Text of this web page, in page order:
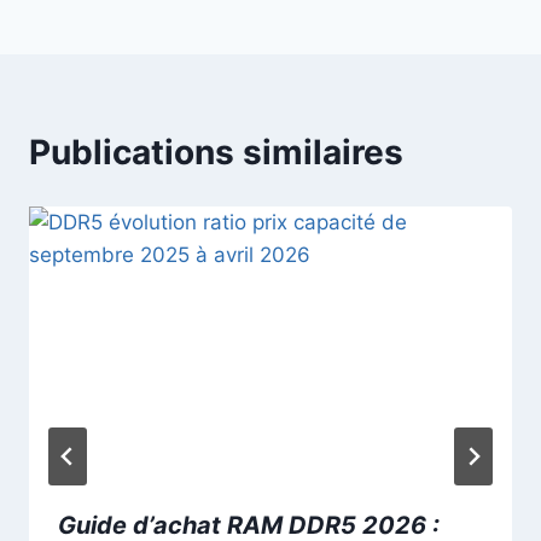
Publications similaires
Guide d’achat RAM DDR5 2026 :